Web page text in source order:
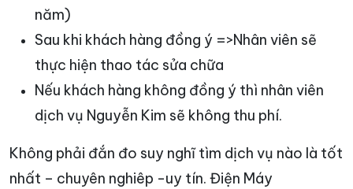
năm)
Sau khi khách hàng đồng ý =>Nhân viên sẽ
thực hiện thao tác sửa chữa
Nếu khách hàng không đồng ý thì nhân viên
dịch vụ Nguyễn Kim sẽ không thu phí.
Không phải đắn đo suy nghĩ tìm dịch vụ nào là tốt
nhất – chuyên nghiêp -uy tín. Điện Máy